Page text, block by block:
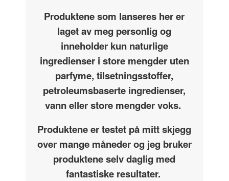
Produktene som lanseres her er
laget av meg personlig og
inneholder kun naturlige
ingredienser i store mengder uten
parfyme, tilsetningsstoffer,
petroleumsbaserte ingredienser,
vann eller store mengder voks.
Produktene er testet på mitt skjegg
over mange måneder og jeg bruker
produktene selv daglig med
fantastiske resultater.